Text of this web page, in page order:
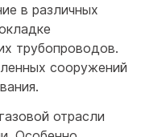
в различных
трубопроводов.
сооружений
отрасли